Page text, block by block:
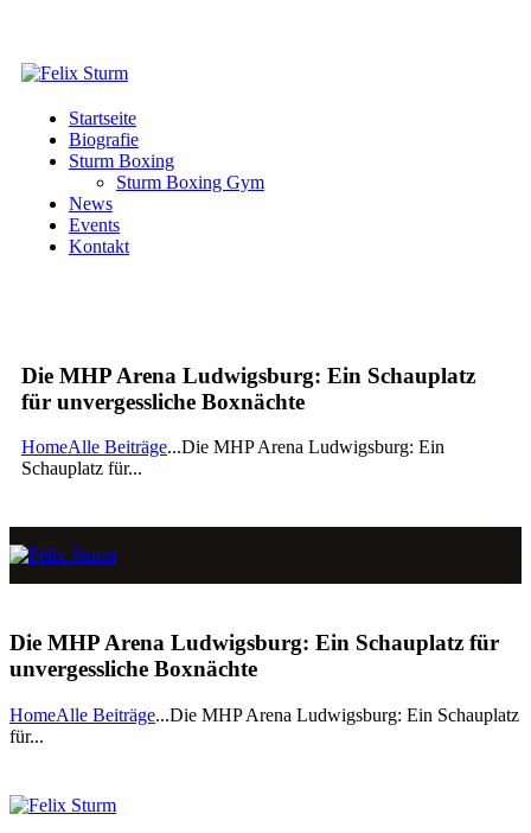
Startseite
Biografie
Sturm Boxing
Sturm Boxing Gym
News
Events
Kontakt
Die MHP Arena Ludwigsburg: Ein Schauplatz
für unvergessliche Boxnächte
HomeAlle Beiträge...Die MHP Arena Ludwigsburg: Ein
Schauplatz für...
Die MHP Arena Ludwigsburg: Ein Schauplatz für
unvergessliche Boxnächte
HomeAlle Beiträge...Die MHP Arena Ludwigsburg: Ein Schauplatz
für...